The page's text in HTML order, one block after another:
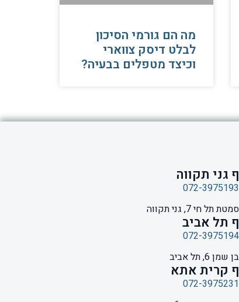
מה הם גורמי הסיכון
לבלט דיסק צווארי
וכיצד מטפלים בבעיה?
גני תקווה
072-3975193
סמטת תל חי 7, גני תקווה
תל אביב
072-3975194
בן שמן 6, תל אביב
קרית אתא
072-3975231